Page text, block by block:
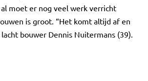
moet er nog veel werk verricht
is groot. “Het komt altijd af en
bouwer Dennis Nuitermans (39).